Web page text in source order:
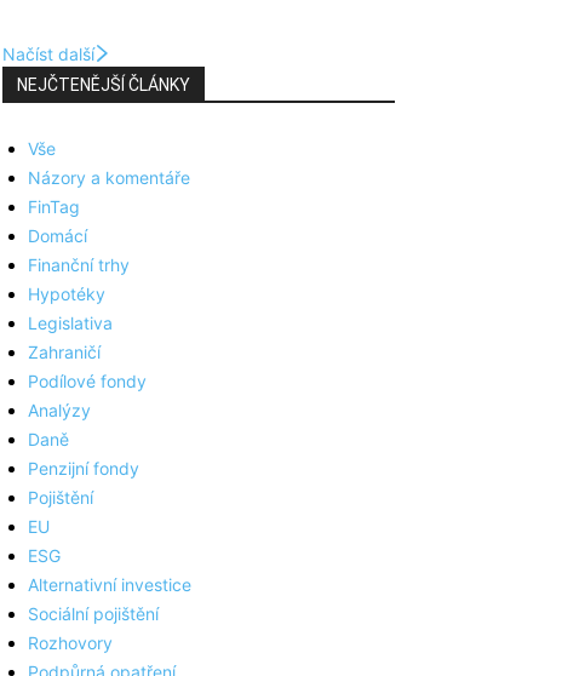
Načíst další
NEJČTENĚJŠÍ ČLÁNKY
Vše
Názory a komentáře
FinTag
Domácí
Finanční trhy
Hypotéky
Legislativa
Zahraničí
Podílové fondy
Analýzy
Daně
Penzijní fondy
Pojištění
EU
ESG
Alternativní investice
Sociální pojištění
Rozhovory
Podpůrná opatření